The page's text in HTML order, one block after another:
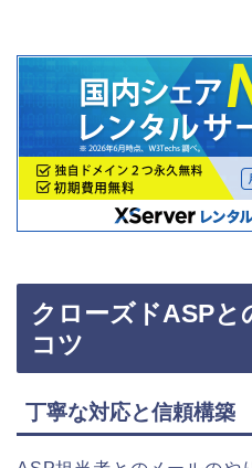
クローズドASPと
コツ
丁寧な対応と信頼構築